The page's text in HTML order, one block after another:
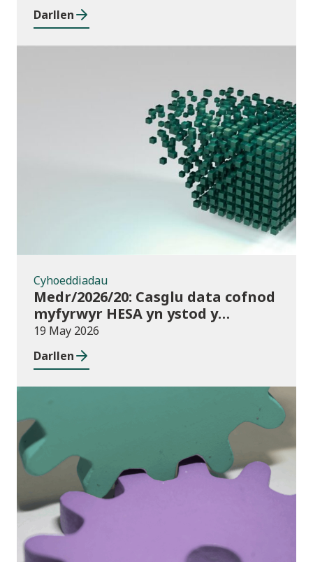
Darllen
Cyhoeddiadau
Cyhoeddiadau
Medr/2026/20: Casglu data cofnod
myfyrwyr HESA yn ystod y
flwyddyn – disgwyliadau a chyllid
ar gyfer darparwyr addysg uwch
yng Nghymru
19 May 2026
Darllen
Cyhoeddiadau